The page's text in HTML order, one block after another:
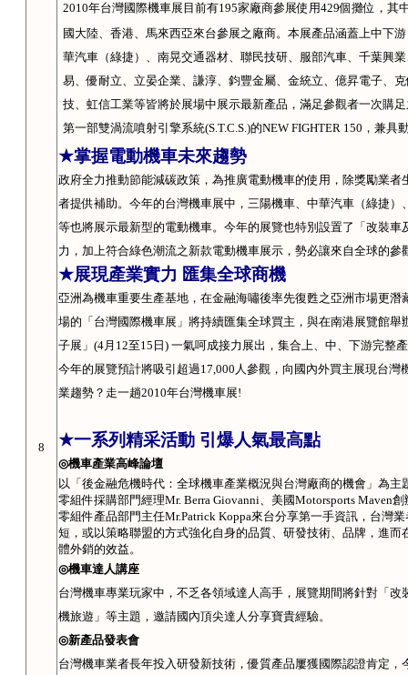
8
2010年台灣國際機車展目前有195家廠商參展使用429個攤位，其
國大陸、香港、馬來西亞來台參展之廠商。本展產品涵蓋上中下
華汽車（綠捷）、南晃交通器材、聯民技研、服部汽車、千葉興
易、優耐立、立晏企業、謙淳、鈞豐金屬、金統立、億昇電子、
技、虹信工業等皆將於展場中展示最新產品，滿足參觀者一次購
第一部雙渦流噴射引擎系統(S.T.C.S.)的NEW FIGHTER 150 ，兼具
★掌握電動機車未來趨勢
政府全力推動節能減碳政策，為推廣電動機車的使用，除獎勵業
者提供補助。今年的台灣機車展中，三陽機車、中華汽車（綠捷
等也將展示最新型的電動機車。今年的展覽也特別設置了「 改裝車
力，加上符合綠色潮流之新款電動機車展示，勢必讓來自全球的參
★展現產業實力 匯集全球商機
亞洲為機車重要生產基地，在金融海嘯後率先復甦之亞洲市場更潛
場的「台灣國際機車展」將持續匯集全球買主，與在南港展覽館
子展」 (4月 12至15 日 ) 一氣呵成接力展出，集合上、中、下游完整
今年的展覽預計將吸引超過17,000 人參觀，向國內外買主展現台灣
業趨勢？走一趟2010年台灣機車展!
★一系列精采活動 引爆人氣最高點
◎機車產業高峰論壇
以「後金融危機時代：全球機車產業概況與台灣廠商的機會」為
零組件採購部門經理Mr. Berra Giovanni、美國Motorsports Maven創
零組件產品部門主任Mr.Patrick Koppa來台分享第一手資訊，台灣
短，或以策略聯盟的方式強化自身的品質、研發技術、品牌，進
體外銷的效益。
◎機車達人講座
台灣機車專業玩家中，不乏各領域達人高手，展覽期間將針對「
機旅遊」等主題，邀請國內頂尖達人分享寶貴經驗。
◎新產品發表會
台灣機車業者長年投入研發新技術，優質產品屢獲國際認證肯定